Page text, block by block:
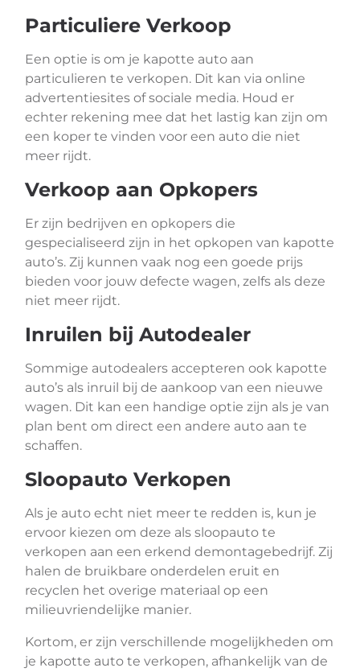
Particuliere Verkoop
Een optie is om je kapotte auto aan
particulieren te verkopen. Dit kan via online
advertentiesites of sociale media. Houd er
echter rekening mee dat het lastig kan zijn om
een koper te vinden voor een auto die niet
meer rijdt.
Verkoop aan Opkopers
Er zijn bedrijven en opkopers die
gespecialiseerd zijn in het opkopen van kapotte
auto’s. Zij kunnen vaak nog een goede prijs
bieden voor jouw defecte wagen, zelfs als deze
niet meer rijdt.
Inruilen bij Autodealer
Sommige autodealers accepteren ook kapotte
auto’s als inruil bij de aankoop van een nieuwe
wagen. Dit kan een handige optie zijn als je van
plan bent om direct een andere auto aan te
schaffen.
Sloopauto Verkopen
Als je auto echt niet meer te redden is, kun je
ervoor kiezen om deze als sloopauto te
verkopen aan een erkend demontagebedrijf. Zij
halen de bruikbare onderdelen eruit en
recyclen het overige materiaal op een
milieuvriendelijke manier.
Kortom, er zijn verschillende mogelijkheden om
je kapotte auto te verkopen, afhankelijk van de